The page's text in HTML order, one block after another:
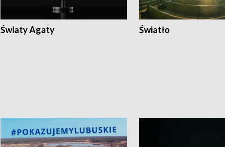
Światy Agaty Światło